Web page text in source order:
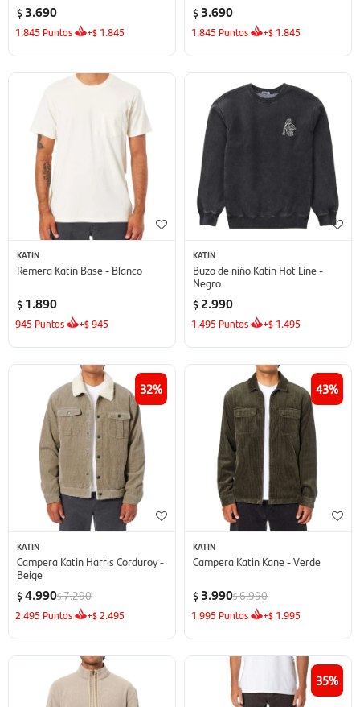
$ 3.690
1.845 Puntos +$ 1.845
$ 3.690
1.845 Puntos +$ 1.845
KATIN
Remera Katin Base - Blanco
$ 1.890
945 Puntos +$945
KATIN
Buzo de niño Katin Hot Line -
Negro
$ 2.990
1.495 Puntos +$ 1.495
32
KATIN
Campera Katin Harris Corduroy -
Beige
$4.990$7.290
2.495 Puntos +$ 2.495
43
KATIN
Campera Katin Kane - Verde
$ 3.990$6.990
1.995 Puntos +$ 1.995
35